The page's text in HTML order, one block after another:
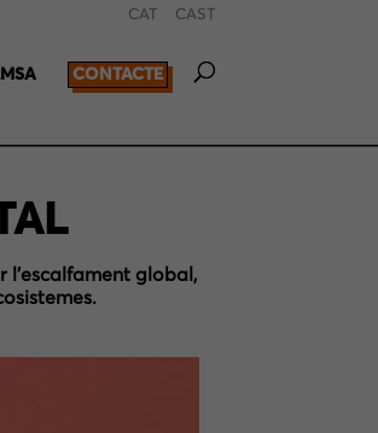
CAT CAST
CONTACTE
global,